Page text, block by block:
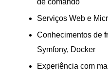
de comando
Serviços Web e
Conhecimentos de
Symfony, Docker
Experiência com